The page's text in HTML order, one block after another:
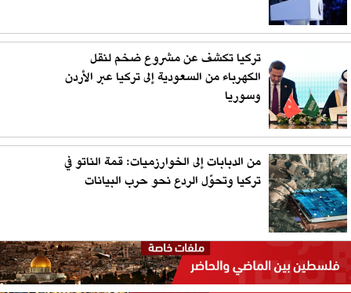
تركيا تكشف عن مشروع ضخم لنقل
الكهرباء من السعودية إلى تركيا عبر الأردن
وسوريا
من الدبابات إلى الخوارزميات: قمة الناتو في
تركيا وتحوّل الردع نحو حرب البيانات